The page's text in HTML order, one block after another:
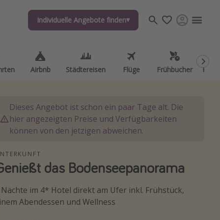
Individuelle Angebote finden
Airbnb Städtereisen Flüge Frühbucher
Individuelle Angebote finden
Airbnb Städtereisen Flüge Frühbucher
Dieses Angebot ist schon ein paar Tage alt. Die
hier angezeigten Preise und Verfügbarkeiten
können von den jetzigen abweichen.
das Bodenseepanorama
Nächte im 4* Hotel direkt am Ufer inkl. Frühstück,
Abendessen und Wellness